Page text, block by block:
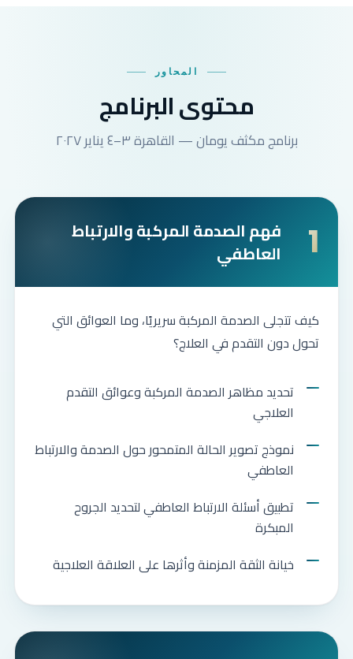
المحاور
محتوى البرنامج
برنامج مكثف يومان — القاهرة ٣–٤ يناير ٢٠٢٧
1 فهم الصدمة المركبة والارتباط
العاطفي
كيف تتجلى الصدمة المركبة سريريًا، وما العوائق التي
تحول دون التقدم في العلاج؟
تحديد مظاهر الصدمة المركبة وعوائق التقدم
العلاجي
نموذج تصوير الحالة المتمحور حول الصدمة والارتباط
العاطفي
تطبيق أسئلة الارتباط العاطفي لتحديد الجروح
المبكرة
خيانة الثقة المزمنة وأثرها على العلاقة العلاجية